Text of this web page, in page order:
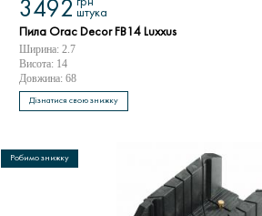
3492 штука
Пила Orac Decor FB14 Luxxus
Ширина: 2.7
Висота: 14
Довжина: 68
Дізнатися свою знижку
Робимо знижку